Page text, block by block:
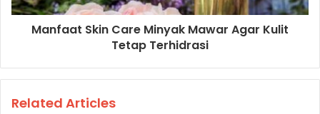
Manfaat Skin Care Minyak Mawar Agar Kulit
Tetap Terhidrasi
Related Articles